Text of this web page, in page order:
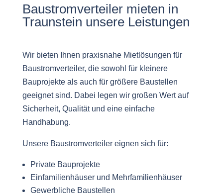
Baustromverteiler mieten in
Traunstein unsere Leistungen
Wir bieten Ihnen praxisnahe Mietlösungen für
Baustromverteiler, die sowohl für kleinere
Bauprojekte als auch für größere Baustellen
geeignet sind. Dabei legen wir großen Wert auf
Sicherheit, Qualität und eine einfache
Handhabung.
Unsere Baustromverteiler eignen sich für:
Private Bauprojekte
Einfamilienhäuser und Mehrfamilienhäuser
Gewerbliche Baustellen